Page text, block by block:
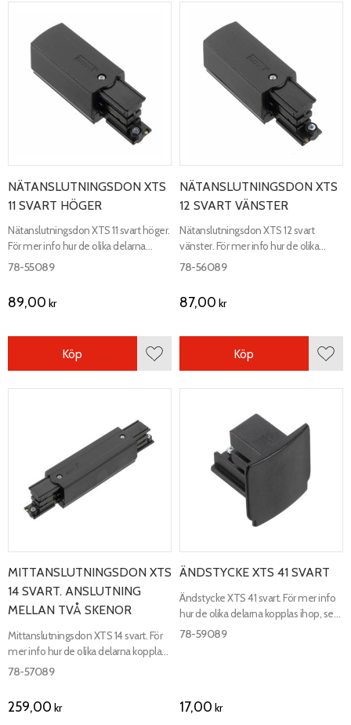
NÄTANSLUTNINGSDON XTS
11 SVART HÖGER
Nätanslutningsdon XTS 11 svart höger.
För mer info hur de olika delarna
kopplas ihop, se kopplingsschema.
78-55089
89,00 kr
Lägg till i favoriter
Köp
NÄTANSLUTNINGSDON XTS
12 SVART VÄNSTER
Nätanslutningsdon XTS 12 svart
vänster. För mer info hur de olika
delarna kopplas ihop, se
78-56089
87,00 kr
Köp
MITTANSLUTNINGSDON XTS
14 SVART. ANSLUTNING
MELLAN TVÅ SKENOR
Mittanslutningsdon XTS 14 svart. För
mer info hur de olika delarna kopplas
ihop, se kopplingsschema.
78-57089
259,00 kr
ÄNDSTYCKE XTS 41 SVART
Ändstycke XTS 41 svart. För mer info
hur de olika delarna kopplas ihop, se
kopplingsschema.
78-59089
17,00 kr